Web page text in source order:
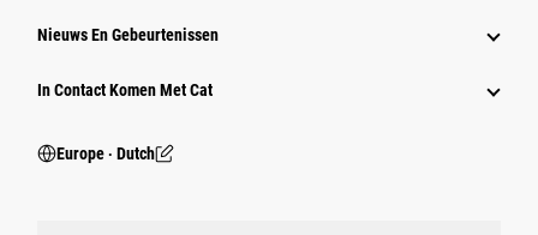
Nieuws En Gebeurtenissen
In Contact Komen Met Cat
Europe ‧ Dutch